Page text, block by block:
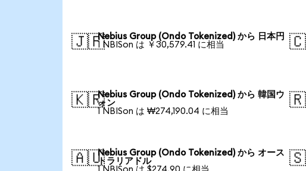
🇯🇵Nebius Group (Ondo Tokenized) から 日本円
1 NBISon は ￥30,579.41 に相当
🇰🇷Nebius Group (Ondo Tokenized) から 韓国ウ
ォン
1 NBISon は ₩274,190.04 に相当
🇦🇺Nebius Group (Ondo Tokenized) から オース
トラリアドル